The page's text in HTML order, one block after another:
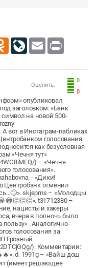
Odnoklassniki
LiveJournal
Email Print
0
0
Оценить:
опубликовал
заголовком: «Банк
на новой 500-
вот в Инстаграм-пабликах
голосования
как безусловная
«Чечня тут»
) – «Чечня
голосования».
«Дики!
Центробанк отменил
skjepms – «Молодцы
t31712380 –
нацисты и хакеры
вчера в полночь было
пользу» . Аналогично
голосования за
Грозный
). Комментарии:
d_1991g – «Вайш дош
(имеет решающее